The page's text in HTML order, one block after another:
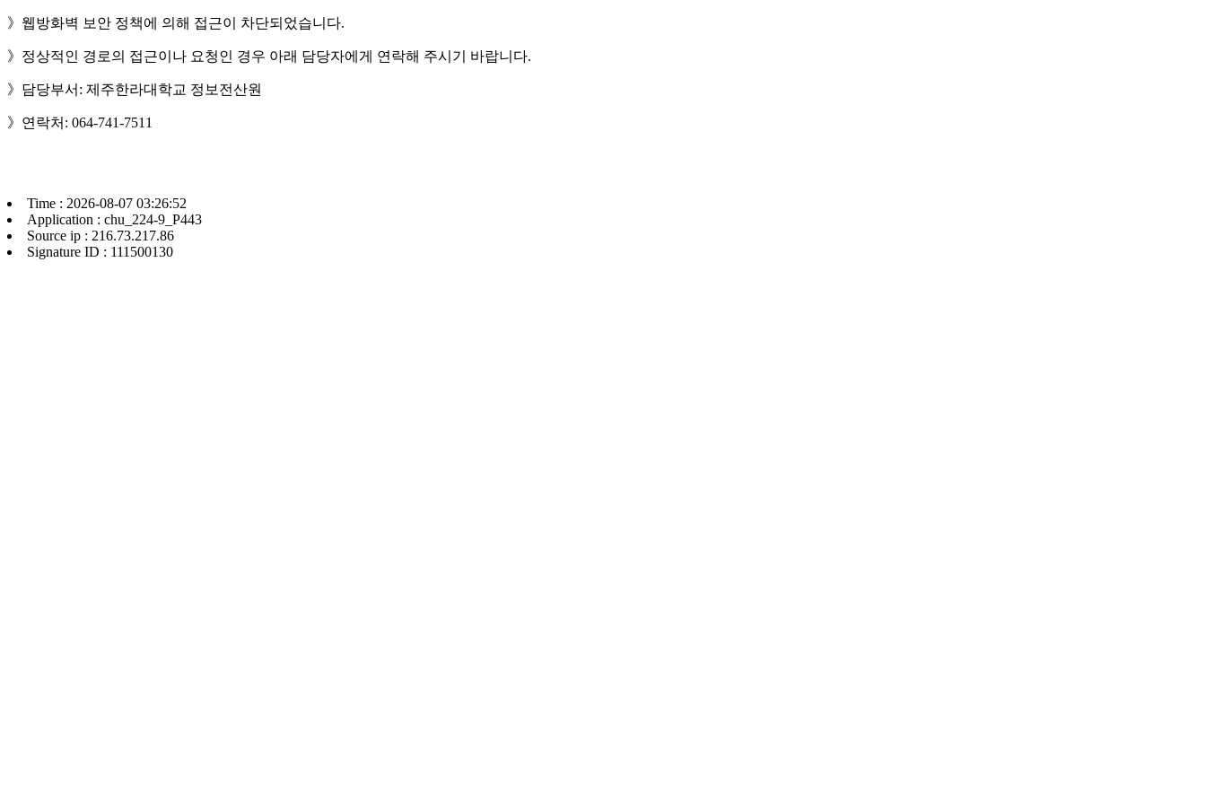
》웹방화벽 보안 정책에 의해 접근이 차단되었습니다.
》정상적인 경로의 접근이나 요청인 경우 아래 담당자에게 연락해 주시기 바랍니다.
》담당부서: 제주한라대학교 정보전산원
》연락처: 064-741-7511
Time : 2026-08-07 03:26:52
Application : chu_224-9_P443
Source ip : 216.73.217.86
Signature ID : 111500130